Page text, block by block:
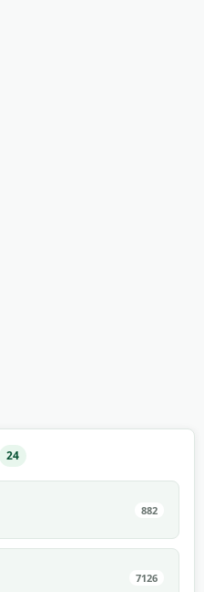
24
882
7126